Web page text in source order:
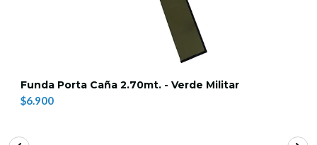
Funda Porta Caña 2.70mt. - Verde Militar
$6.900